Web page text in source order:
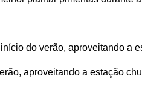
do verão, aproveitando a
aproveitando a estação